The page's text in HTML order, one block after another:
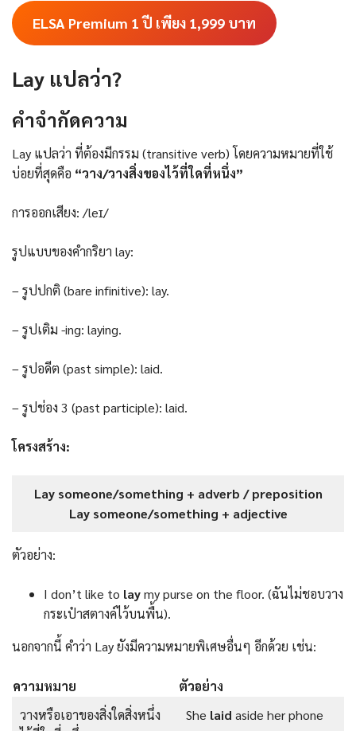
ELSA Premium 1 ปี เพียง 1,999 บาท
Lay แปลว่า?
คําจํากัดความ
Lay แปลว่า ที่ต้องมีกรรม (transitive verb) โดยความหมายที่ใช้
บ่อยที่สุดคือ “วาง/วางสิ่งของไว้ที่ใดที่หนึ่ง”
การออกเสียง: /leɪ/
รูปแบบของคำกริยา lay:
– รูปปกติ (bare infinitive): lay.
– รูปเติม -ing: laying.
– รูปอดีต (past simple): laid.
– รูปช่อง 3 (past participle): laid.
โครงสร้าง:
Lay someone/something + adverb / preposition
Lay someone/something + adjective
ตัวอย่าง:
I don’t like to laymy purse on the floor. (ฉันไม่ชอบวาง
กระเป๋าสตางค์ไว้บนพื้น).
นอกจากนี้ คำว่า Lay ยังมีความหมายพิเศษอื่นๆ อีกด้วย เช่น:
ความหมาย
ตัวอย่าง
วางหรือเอาของสิ่งใดสิ่งหนึ่ง
She laid aside her phone